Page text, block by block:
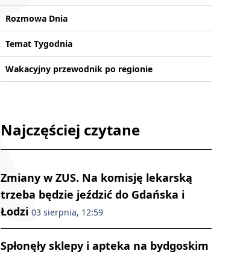
Rozmowa Dnia
Temat Tygodnia
Wakacyjny przewodnik po regionie
Najczęściej czytane
Zmiany w ZUS. Na komisję lekarską
trzeba będzie jeździć do Gdańska i
Łodzi 03 sierpnia, 12:59
Spłonęły sklepy i apteka na bydgoskim